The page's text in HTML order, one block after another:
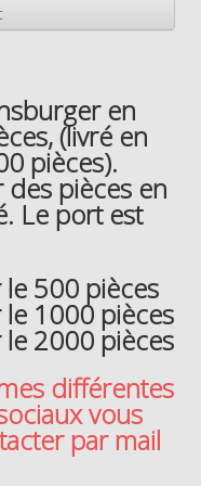
en
(livré en
pièces).
pièces en
Le port est
500 pièces
1000 pièces
2000 pièces
différentes
vous
par mail